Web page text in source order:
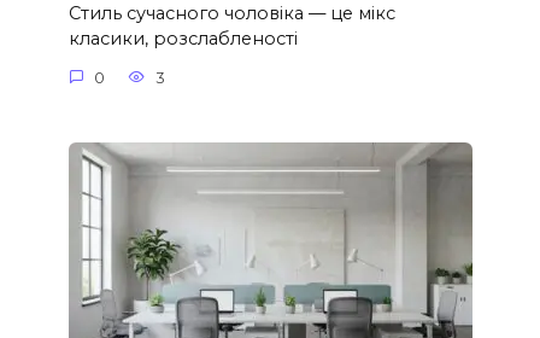
Стиль сучасного чоловіка — це мікс
класики, розслабленості
0 3